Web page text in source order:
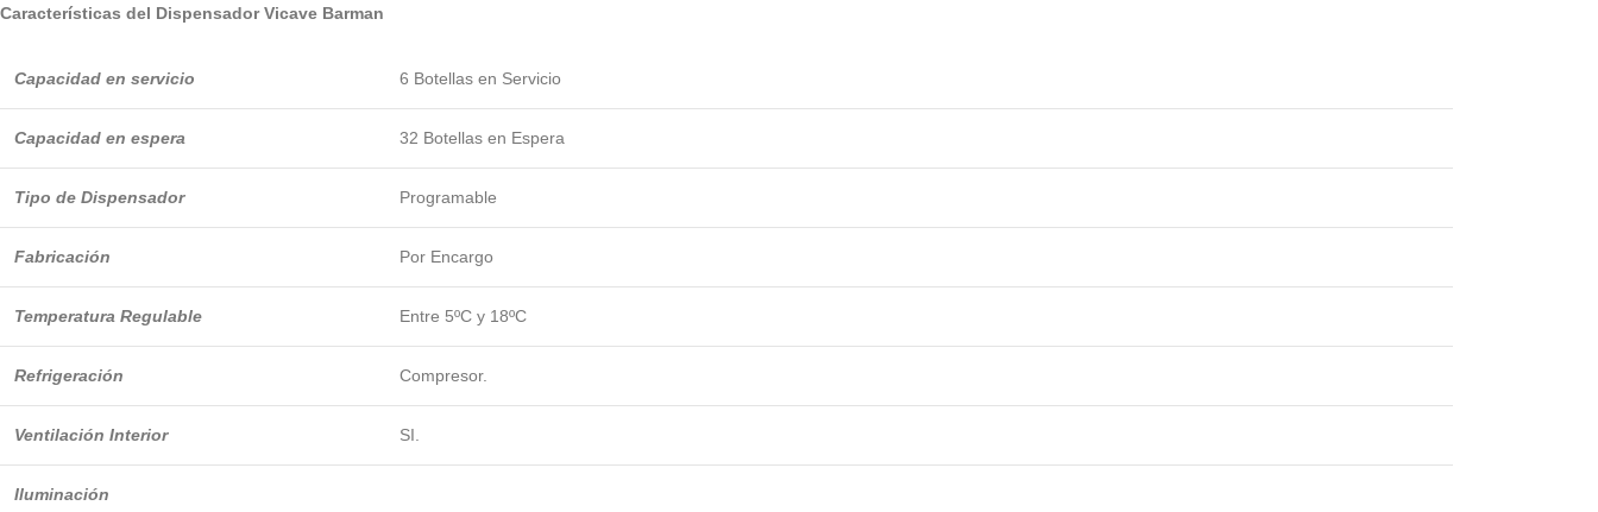
Características del Dispensador Vicave Barman
Capacidad en servicio 6 Botellas en Servicio
Capacidad en espera 32 Botellas en Espera
Tipo de Dispensador Programable
Fabricación Por Encargo
Temperatura Regulable Entre 5ºC y 18ºC
Refrigeración Compresor.
Ventilación Interior SI.
Iluminación